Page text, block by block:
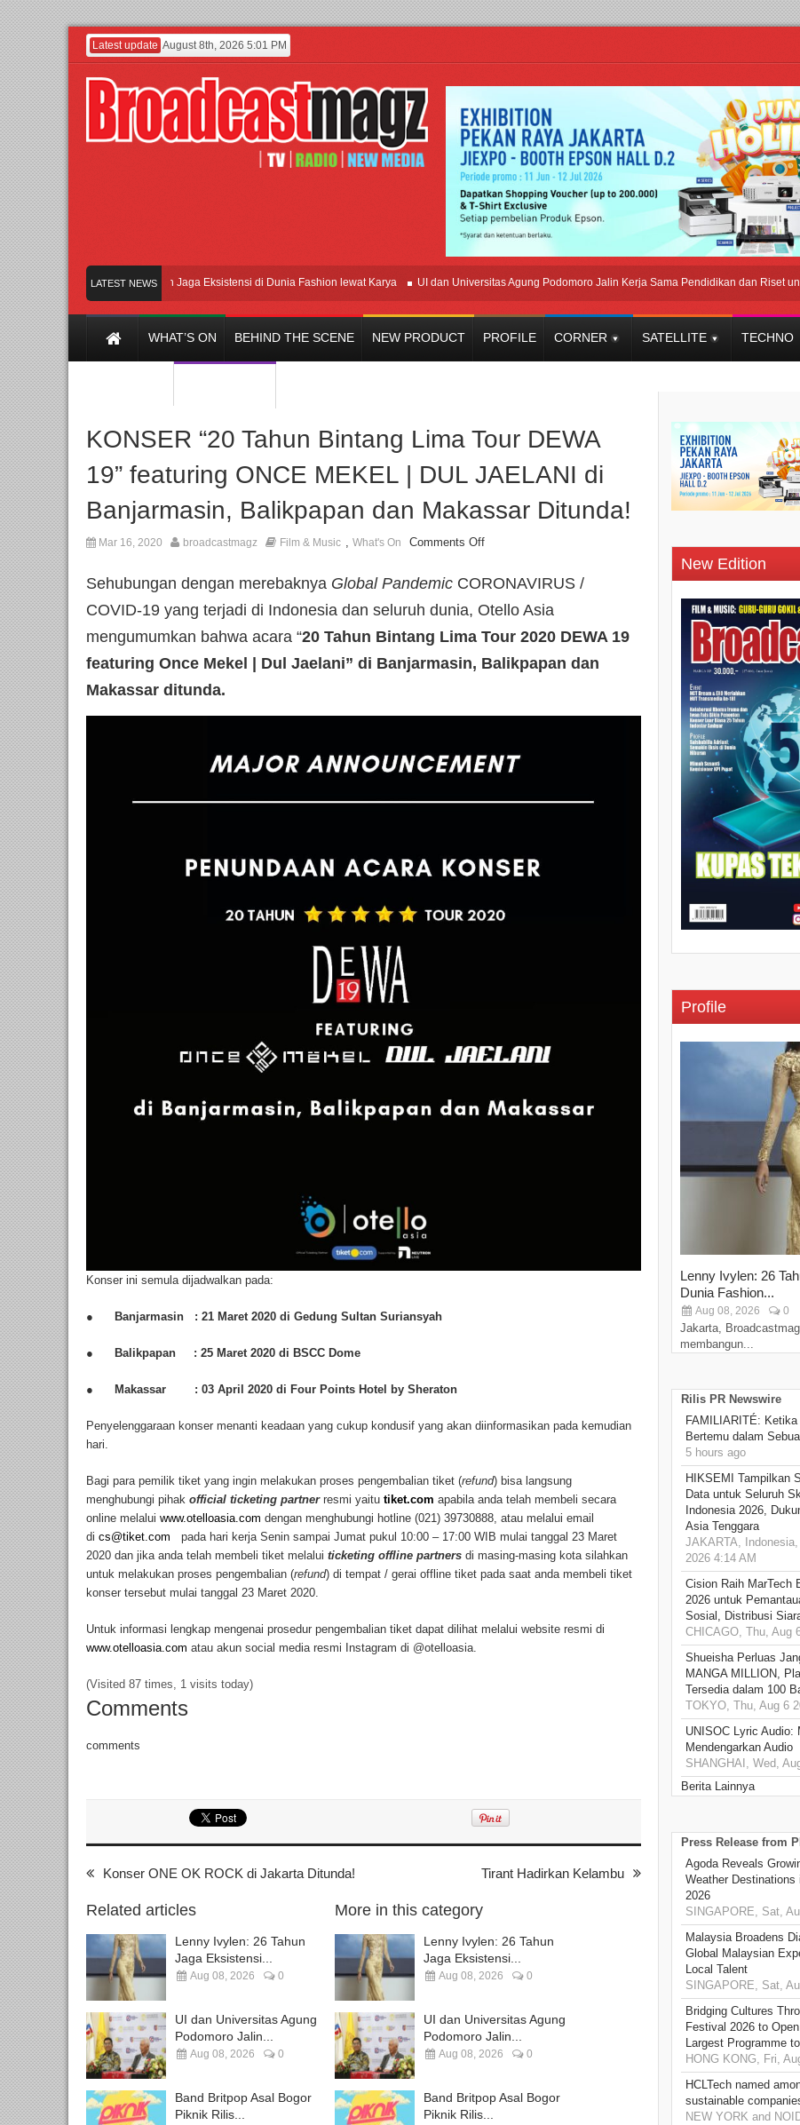
Latest update August 8th, 2026 5:01 PM
LATEST NEWS
Lenny Ivylen: 26 Tahun Jaga Eksistensi di Dunia Fashion lewat Karya UI dan Universitas Agung Podomoro Jalin Kerja Sama Pendidikan dan Riset untuk
WHAT’S ON BEHIND THE SCENE NEW PRODUCT PROFILE CORNER SATELLITE TECHNO
KONSER “20 Tahun Bintang Lima Tour DEWA
19” featuring ONCE MEKEL | DUL JAELANI di
Banjarmasin, Balikpapan dan Makassar Ditunda!
Mar 16, 2020 broadcastmagz Film & Music , What's On Comments Off
Sehubungan dengan merebaknya Global Pandemic CORONAVIRUS /
COVID-19 yang terjadi di Indonesia dan seluruh dunia, Otello Asia
mengumumkan bahwa acara “20 Tahun Bintang Lima Tour 2020 DEWA 19
featuring Once Mekel | Dul Jaelani” di Banjarmasin, Balikpapan dan
Makassar ditunda.
Konser ini semula dijadwalkan pada:
● Banjarmasin : 21 Maret 2020 di Gedung Sultan Suriansyah
● Balikpapan : 25 Maret 2020 di BSCC Dome
● Makassar : 03 April 2020 di Four Points Hotel by Sheraton
Penyelenggaraan konser menanti keadaan yang cukup kondusif yang akan diinformasikan pada kemudian
hari.
Bagi para pemilik tiket yang ingin melakukan proses pengembalian tiket (refund) bisa langsung
menghubungi pihak official ticketing partnerresmi yaitu tiket.com apabila anda telah membeli secara
online melalui www.otelloasia.com dengan menghubungi hotline (021) 39730888, atau melalui email
di cs@tiket.com pada hari kerja Senin sampai Jumat pukul 10:00 – 17:00 WIB mulai tanggal 23 Maret
2020 dan jika anda telah membeli tiket melalui ticketing offline partners di masing-masing kota silahkan
untuk melakukan proses pengembalian (refund) di tempat / gerai offline tiket pada saat anda membeli tiket
konser tersebut mulai tanggal 23 Maret 2020.
Untuk informasi lengkap mengenai prosedur pengembalian tiket dapat dilihat melalui website resmi di
www.otelloasia.com atau akun social media resmi Instagram di @otelloasia.
(Visited 87 times, 1 visits today)
Comments
comments
Konser ONE OK ROCK di Jakarta Ditunda! Tirant Hadirkan Kelambu
Related articles
Lenny Ivylen: 26 Tahun
Jaga Eksistensi...
Aug 08, 2026 0
UI dan Universitas Agung
Podomoro Jalin...
Aug 08, 2026 0
Band Britpop Asal Bogor
Piknik Rilis...
More in this category
Lenny Ivylen: 26 Tahun
Jaga Eksistensi...
Aug 08, 2026 0
UI dan Universitas Agung
Podomoro Jalin...
Aug 08, 2026 0
Band Britpop Asal Bogor
Piknik Rilis...
New Edition
Profile
Lenny Ivylen: 26
Dunia Fashion...
Aug 08, 2026 0
Jakarta,
membangun...
Rilis PR Newswire
FAMILIARITÉ:
Bertemu dalam
5 hours ago
HIKSEMI Tampilkan
Data untuk Seluruh
Indonesia 2026,
Asia Tenggara
JAKARTA,
2026 4:14 AM
Cision Raih MarTech
2026 untuk
Sosial, Distribusi
CHICAGO, Thu, Aug
Shueisha Perluas
MANGA MILLION,
Tersedia dalam 100
TOKYO, Thu, Aug 6
UNISOC Lyric Audio:
Mendengarkan Audio
SHANGHAI, Wed,
Berita Lainnya
Press Release from
Agoda Reveals
Weather
2026
SINGAPORE, Sat,
Malaysia Broadens
Global Malaysian
Local Talent
SINGAPORE, Sat,
Bridging Cultures
Festival 2026 to
Largest Programme
HONG KONG, Fri,
HCLTech named
sustainable
NEW YORK and